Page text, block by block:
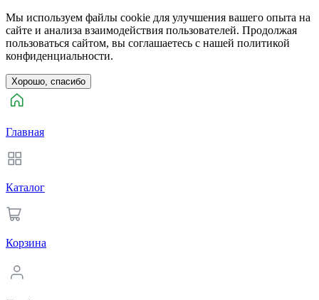
Мы используем файлы cookie для улучшения вашего опыта на
сайте и анализа взаимодействия пользователей. Продолжая
пользоваться сайтом, вы соглашаетесь с нашей политикой
конфиденциальности.
Хорошо, спасибо
Главная
Каталог
Корзина